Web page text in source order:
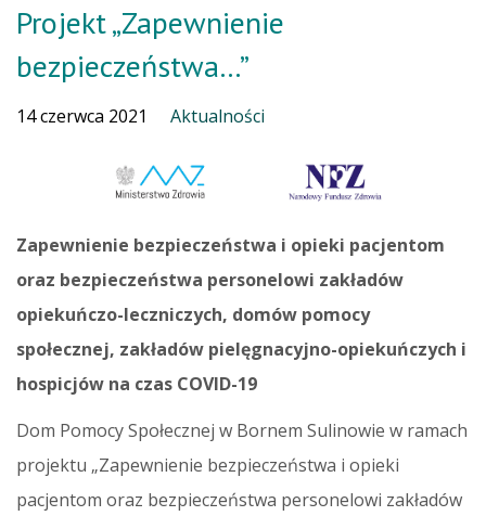
Projekt „Zapewnienie
bezpieczeństwa…”
14 czerwca 2021 Aktualności
Zapewnienie bezpieczeństwa i opieki pacjentom
oraz bezpieczeństwa personelowi zakładów
opiekuńczo-leczniczych, domów pomocy
społecznej, zakładów pielęgnacyjno-opiekuńczych i
hospicjów na czas COVID-19
Dom Pomocy Społecznej w Bornem Sulinowie w ramach
projektu „Zapewnienie bezpieczeństwa i opieki
pacjentom oraz bezpieczeństwa personelowi zakładów